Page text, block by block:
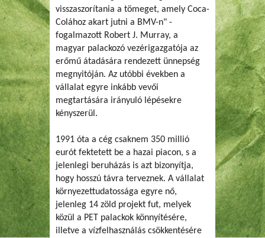
visszaszorítania a tömeget, amely Coca-
Colához akart jutni a BMV-n" -
fogalmazott Robert J. Murray, a
magyar palackozó vezérigazgatója az
erőmű átadására rendezett ünnepség
megnyitóján. Az utóbbi években a
vállalat egyre inkább vevői
megtartására irányuló lépésekre
kényszerül.
1991 óta a cég csaknem 350 millió
eurót fektetett be a hazai piacon, s a
jelenlegi beruházás is azt bizonyítja,
hogy hosszú távra terveznek. A vállalat
környezettudatossága egyre nő,
jelenleg 14 zöld projekt fut, melyek
közül a PET palackok könnyítésére,
illetve a vízfelhasználás csökkentésére